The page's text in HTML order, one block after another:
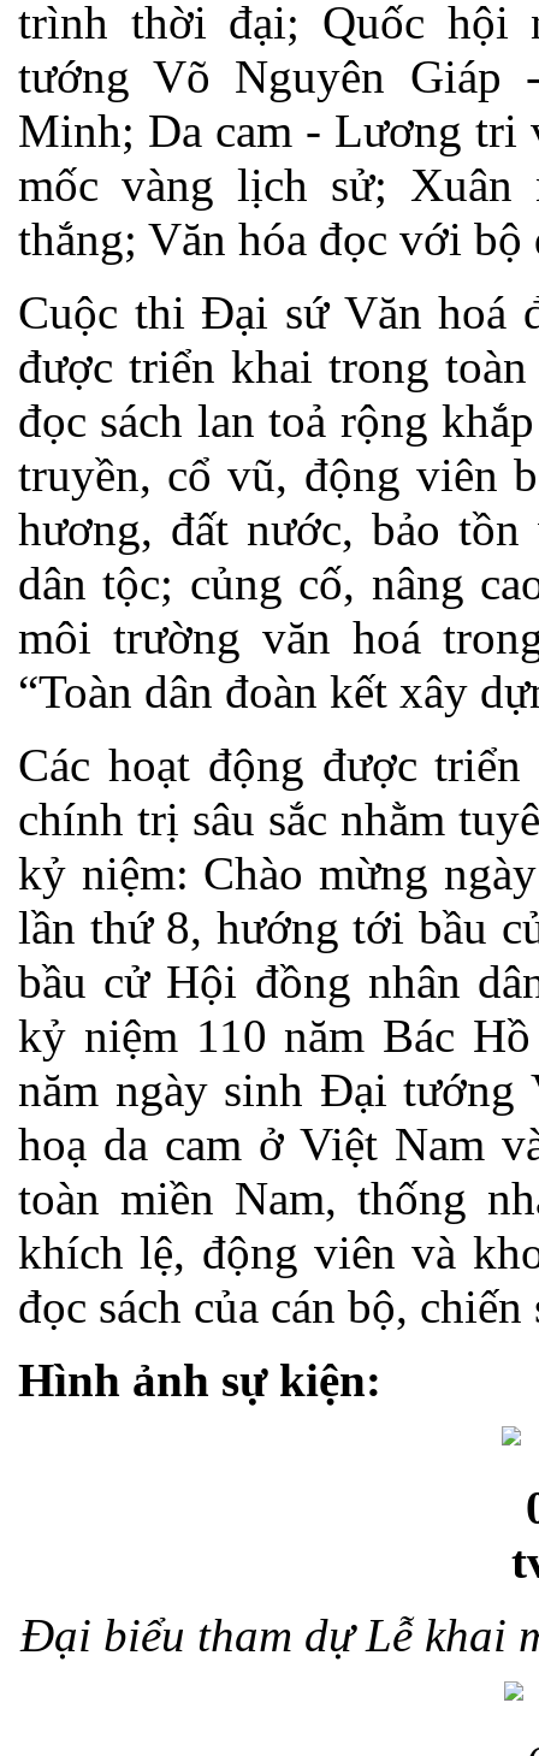
trình thời đại; Quốc hội
tướng Võ Nguyên
Minh; Da cam - Lương tri
mốc vàng lịch sử; Xuân
thắng; Văn hóa đọc với
Cuộc thi Đại sứ Văn hoá
được triển khai trong
đọc sách lan toả rộng
truyền, cổ vũ, động viên
hương, đất nước, bảo
dân tộc; củng cố, nâng
môi trường văn hoá
“Toàn dân đoàn kết xây
Các hoạt động được
chính trị sâu sắc nhằm
kỷ niệm: Chào mừng
lần thứ 8, hướng tới bầu
bầu cử Hội đồng nhân
kỷ niệm 110 năm Bác
năm ngày sinh Đại tướng
hoạ da cam ở Việt Nam
toàn miền Nam, thống
khích lệ, động viên và
đọc sách của cán bộ,
Hình ảnh sự kiện:
Đại biểu tham dự Lễ khai